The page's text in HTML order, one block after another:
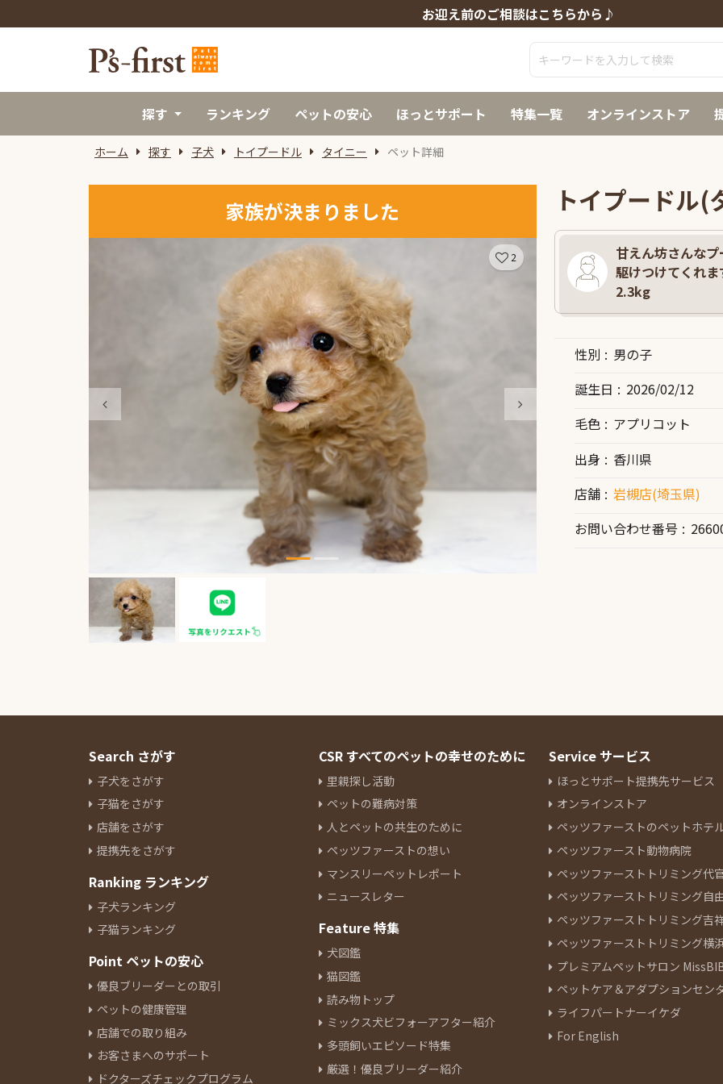
お迎え前のご相談はこちらから♪
探す ランキング ペットの安心 ほっとサポート 特集一覧 オンラインストア
ホーム 探す 子犬 トイプードル タイニー ペット詳細
家族が決まりました
2
トイプードル(
甘えん坊さんな
駆けつけてく
2.3kg
性別
男の子
誕生日
2026/02/12
毛色
アプリコット
出身
香川県
店舗
岩槻店(埼玉県)
お問い合わせ番号
Search さがす
子犬をさがす
子猫をさがす
店舗をさがす
提携先をさがす
Ranking ランキング
子犬ランキング
子猫ランキング
Point ペットの安心
優良ブリーダーとの取引
ペットの健康管理
店舗での取り組み
お客さまへのサポート
ドクターズチェックプログラム
CSR すべてのペットの幸せのために
里親探し活動
ペットの難病対策
人とペットの共生のために
ペッツファーストの想い
マンスリーペットレポート
ニュースレター
Feature 特集
犬図鑑
猫図鑑
読み物トップ
ミックス犬ビフォーアフター紹介
多頭飼いエピソード特集
厳選！優良ブリーダー紹介
Service サービス
ほっとサポート提携先サービス
オンラインストア
ペッツファーストのペットホテ
ペッツファースト動物病院
ペッツファーストトリミング代
ペッツファーストトリミング自
ペッツファーストトリミング吉
ペッツファーストトリミング横
プレミアムペットサロン
ペットケア＆アダプションセン
ライフパートナーイケダ
For English